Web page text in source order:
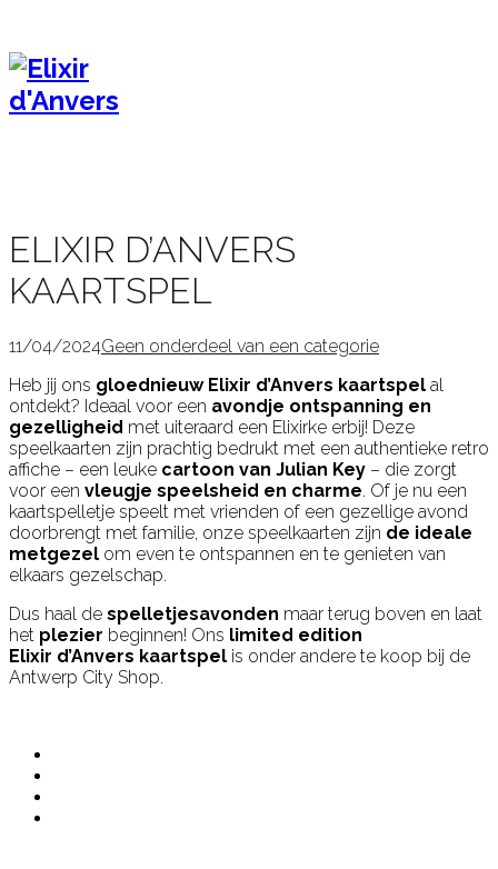
ELIXIR D’ANVERS
KAARTSPEL
11/04/2024Geen onderdeel van een categorie
Heb jij ons gloednieuw Elixir d’Anvers kaartspel al
ontdekt? Ideaal voor een avondje ontspanning en
gezelligheid met uiteraard een Elixirke erbij! Deze
speelkaarten zijn prachtig bedrukt met een authentieke retro
affiche – een leuke cartoon van Julian Key – die zorgt
voor een vleugje speelsheid en charme. Of je nu een
kaartspelletje speelt met vrienden of een gezellige avond
doorbrengt met familie, onze speelkaarten zijn de ideale
metgezel om even te ontspannen en te genieten van
elkaars gezelschap.
Dus haal de spelletjesavonden maar terug boven en laat
het plezier beginnen! Ons limited edition
Elixir d’Anvers kaartspel is onder andere te koop bij de
Antwerp City Shop.